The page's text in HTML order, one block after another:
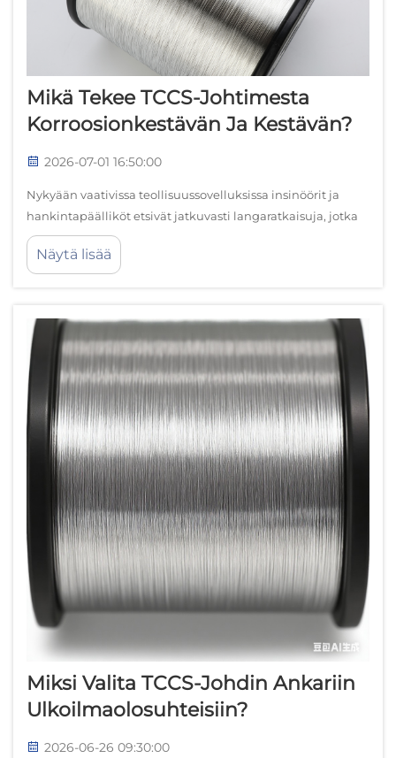
Mikä Tekee TCCS-Johtimesta
Korroosionkestävän Ja Kestävän?
2026-07-01 16:50:00
Nykyään vaativissa teollisuussovelluksissa insinöörit ja
hankintapäälliköt etsivät jatkuvasti langaratkaisuja, jotka
tarjoavat erinomaista suorituskykyä säilyttäen samalla
kustannustehokkuuden. TCCS-langanteknologian kehitys
Näytä lisää
Miksi Valita TCCS-Johdin Ankariin
Ulkoilmaolosuhteisiin?
2026-06-26 09:30:00